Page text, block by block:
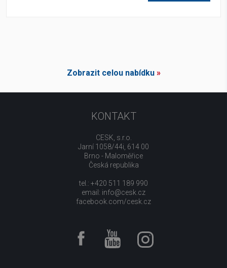
Zobrazit celou nabídku»
KONTAKT
CESK, s.r.o.
Jarní 1058/44i, 614 00
Brno - Maloměřice
Česká republika
tel.: +420 511 189 990
email: info@cesk.cz
facebook.com/cesk.cz